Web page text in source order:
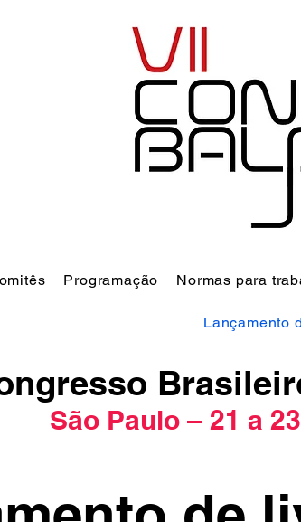
Programação Normas para
Lançamento
São Paulo – 21 a